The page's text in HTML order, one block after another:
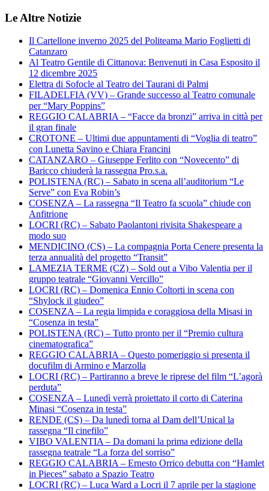
Le Altre Notizie
Il Cartellone inverno 2025 del Politeama Mario Foglietti di
Catanzaro
Al Teatro Gentile di Cittanova: Benvenuti in Casa Esposito il
12 dicembre 2025
Elettra di Sofocle al Teatro dei Taurani di Palmi
FILADELFIA (VV) – Grande successo al Teatro comunale
per “Mary Poppins”
REGGIO CALABRIA – “Facce da bronzi” arriva in città per
il gran finale
CROTONE – Ultimi due appuntamenti di “Voglia di teatro”
con Lunetta Savino e Chiara Francini
CATANZARO – Giuseppe Ferlito con “Novecento” di
Baricco chiuderà la rassegna Pro.s.a.
POLISTENA (RC) – Sabato in scena all’auditorium “Le
Serve” con Eva Robin’s
COSENZA – La rassegna “Il Teatro fa scuola” chiude con
Anfitrione
LOCRI (RC) – Sabato Paolantoni rivisita Shakespeare a
modo suo
MENDICINO (CS) – La compagnia Porta Cenere presenta la
terza annualità del progetto “Transit”
LAMEZIA TERME (CZ) – Sold out a Vibo Valentia per il
gruppo teatrale “Giovanni Vercillo”
LOCRI (RC) – Domenica Ennio Coltorti in scena con
“Shylock il giudeo”
COSENZA – La regia limpida e coraggiosa della Misasi in
“Cosenza in testa”
POLISTENA (RC) – Tutto pronto per il “Premio cultura
cinematografica”
REGGIO CALABRIA – Questo pomeriggio si presenta il
docufilm di Armino e Marzolla
LOCRI (RC) – Partiranno a breve le riprese del film “L’agorà
perduta”
COSENZA – Lunedì verrà proiettato il corto di Caterina
Minasi “Cosenza in testa”
RENDE (CS) – Da lunedì torna al Dam dell’Unical la
rassegna “Il cinefilo”
VIBO VALENTIA – Da domani la prima edizione della
rassegna teatrale “La forza del sorriso”
REGGIO CALABRIA – Ernesto Orrico debutta con “Hamlet
in Pieces” sabato a Spazio Teatro
LOCRI (RC) – Luca Ward a Locri il 7 aprile per la stagione